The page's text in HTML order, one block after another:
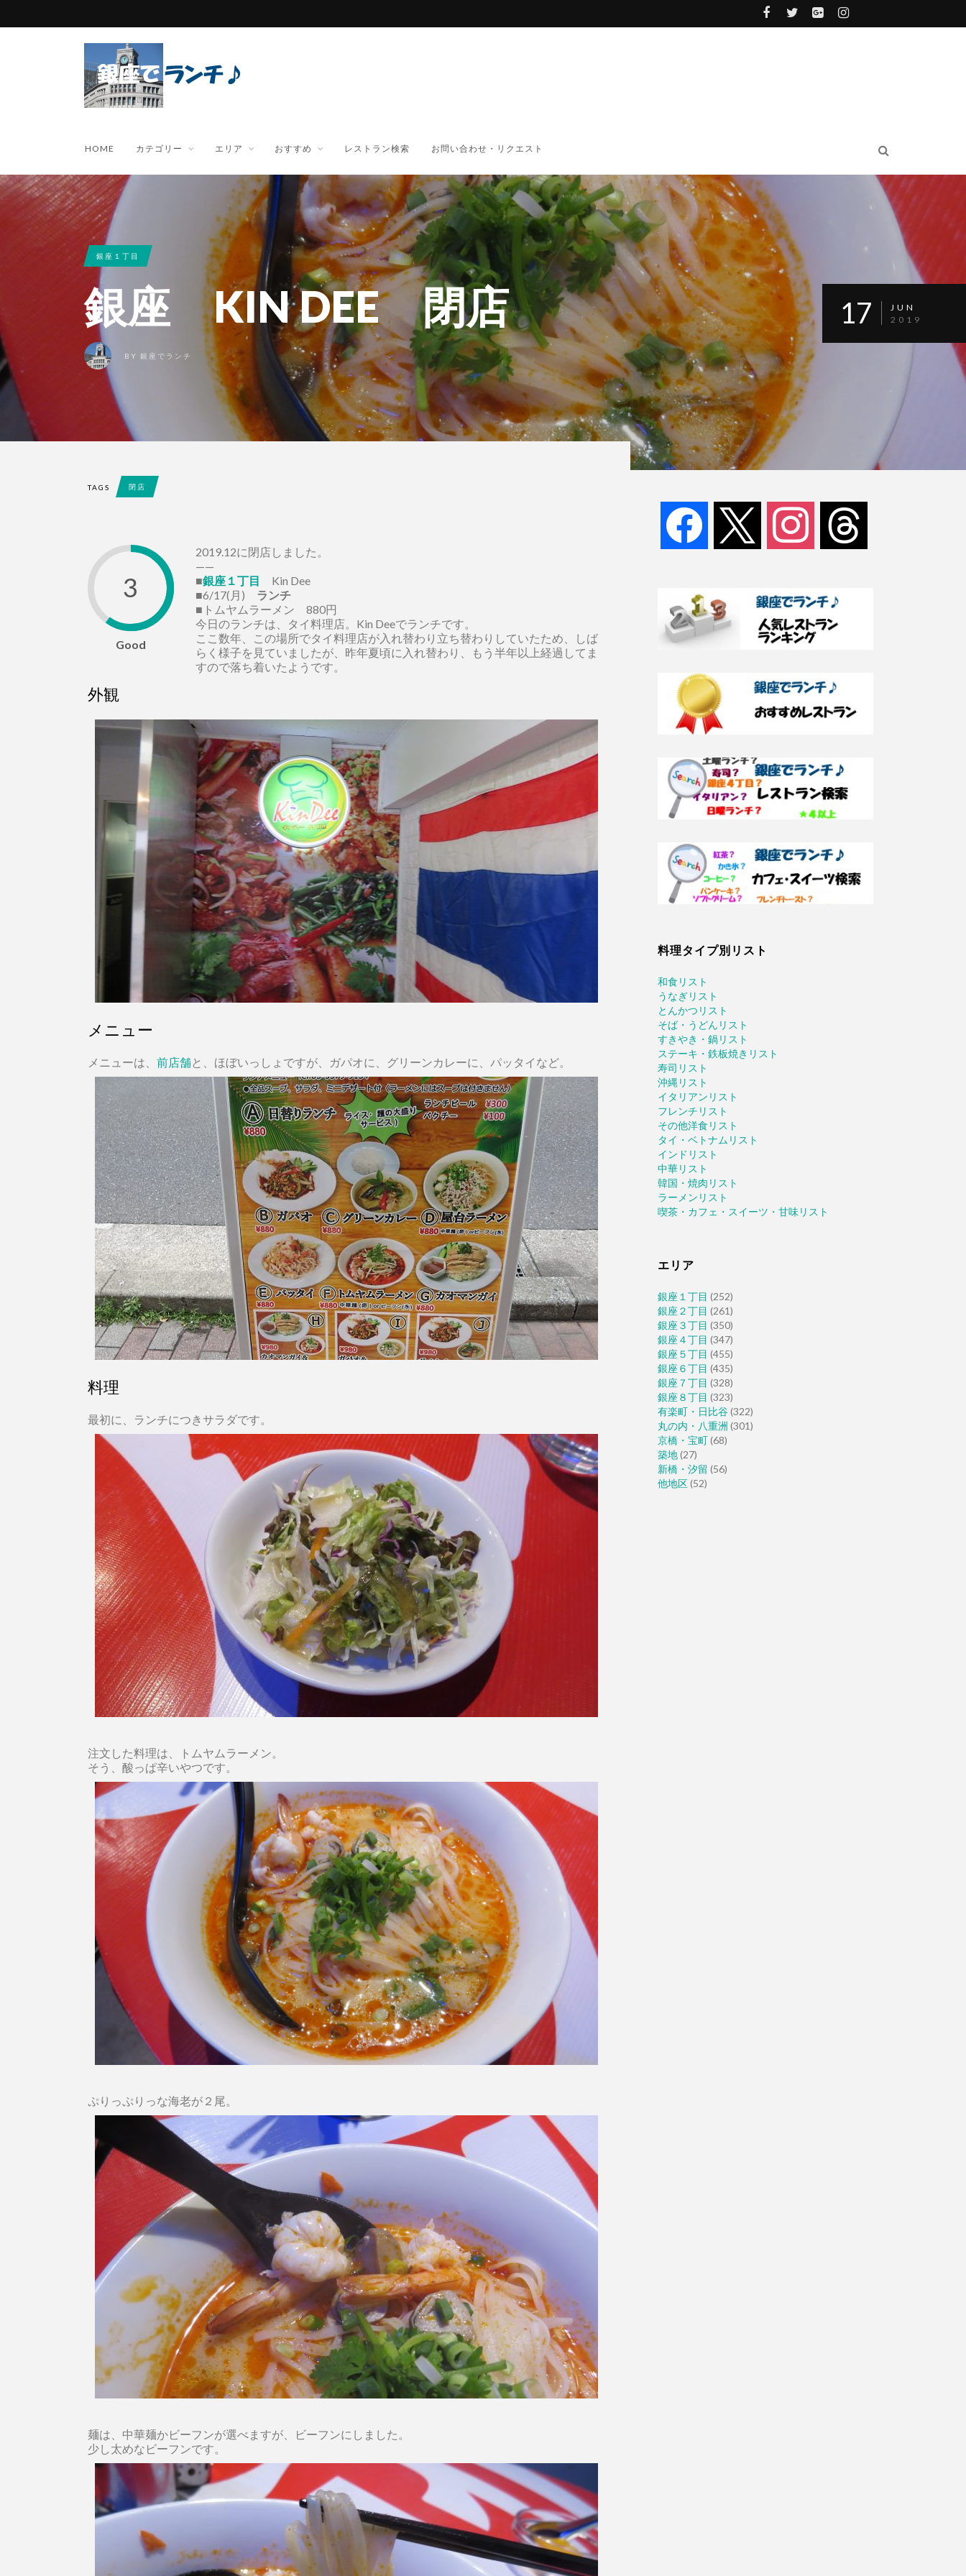
HOME カテゴリー エリア おすすめ レストラン検索 お問い合わせ・リクエスト
銀座１丁目
銀座 KIN DEE 閉店
BY 銀座でランチ
17
JUN
2019
TAGS 閉店
3
Good
2019.12に閉店しました。
——
■銀座１丁目
Kin Dee
■6/17(月) ランチ
■トムヤムラーメン 880円
今日のランチは、タイ料理店。Kin Deeでランチです。
ここ数年、この場所でタイ料理店が入れ替わり立ち替わりしていたため、しば
らく様子を見ていましたが、昨年夏頃に入れ替わり、もう半年以上経過してま
すので落ち着いたようです。
外観
メニュー
メニューは、 前店舗と、ほぼいっしょですが、ガパオに、グリーンカレーに、パッタイなど。
料理
最初に、ランチにつきサラダです。
注文した料理は、トムヤムラーメン。
そう、酸っぱ辛いやつです。
ぷりっぷりっな海老が２尾。
麺は、中華麺かビーフンが選べますが、ビーフンにしました。
少し太めなビーフンです。
facebook instagram threads
料理タイプ別リスト
和食リスト
うなぎリスト
とんかつリスト
そば・うどんリスト
すきやき・鍋リスト
ステーキ・鉄板焼きリスト
寿司リスト
沖縄リスト
イタリアンリスト
フレンチリスト
その他洋食リスト
タイ・ベトナムリスト
インドリスト
中華リスト
韓国・焼肉リスト
ラーメンリスト
喫茶・カフェ・スイーツ・甘味リスト
エリア
銀座１丁目 (252)
銀座２丁目 (261)
銀座３丁目 (350)
銀座４丁目 (347)
銀座５丁目 (455)
銀座６丁目 (435)
銀座７丁目 (328)
銀座８丁目 (323)
有楽町・日比谷(322)
丸の内・八重洲 (301)
京橋・宝町(68)
築地(27)
新橋・汐留 (56)
他地区(52)